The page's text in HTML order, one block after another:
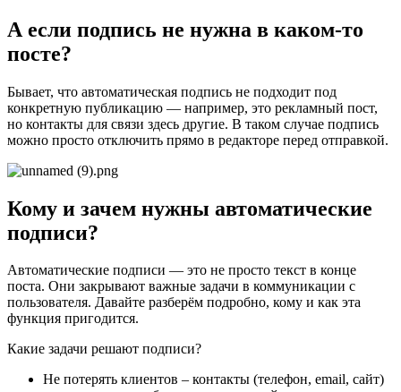
А если подпись не нужна в каком-то
посте?
Бывает, что автоматическая подпись не подходит под
конкретную публикацию — например, это рекламный пост,
но контакты для связи здесь другие. В таком случае подпись
можно просто отключить прямо в редакторе перед отправкой.
Кому и зачем нужны автоматические
подписи?
Автоматические подписи — это не просто текст в конце
поста. Они закрывают важные задачи в коммуникации с
пользователя. Давайте разберём подробно, кому и как эта
функция пригодится.
Какие задачи решают подписи?
Не потерять клиентов – контакты (телефон, email, сайт)